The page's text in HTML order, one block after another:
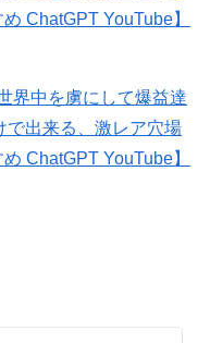
ChatGPT YouTube】
界中を虜にして爆益達
で出来る、激レア穴場
ChatGPT YouTube】